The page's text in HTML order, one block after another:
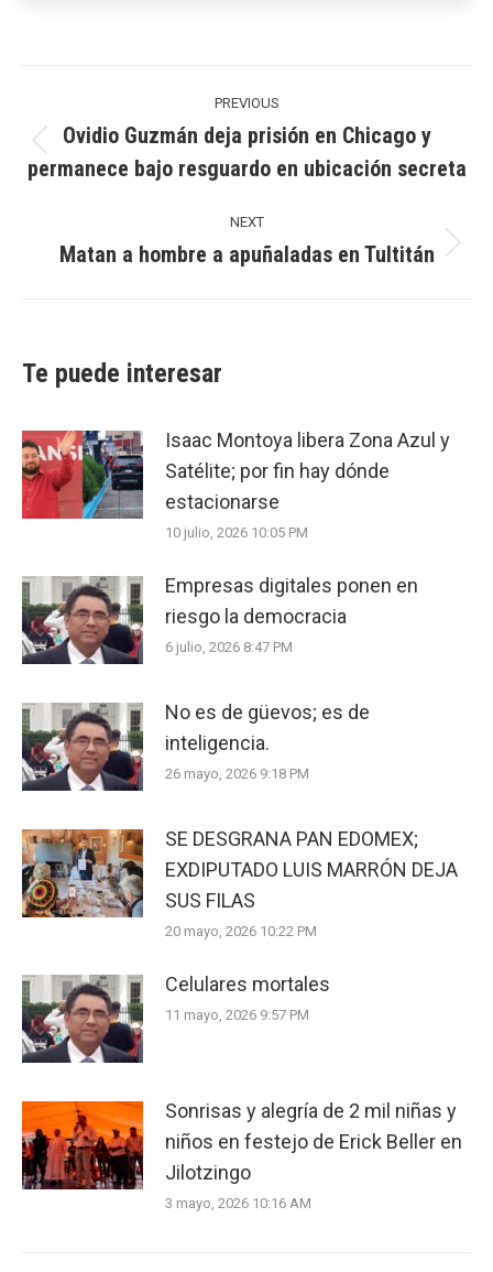
PREVIOUS
Previous
post:
Ovidio Guzmán deja prisión en Chicago y
permanece bajo resguardo en ubicación secreta
NEXT
Next
Matan a hombre a apuñaladas en Tultitán
Te puede interesar
Isaac Montoya libera Zona Azul y
Satélite; por fin hay dónde
estacionarse
10 julio, 2026 10:05 PM
Empresas digitales ponen en
riesgo la democracia
6 julio, 2026 8:47 PM
No es de güevos; es de
inteligencia.
26 mayo, 2026 9:18 PM
SE DESGRANA PAN EDOMEX;
EXDIPUTADO LUIS MARRÓN DEJA
SUS FILAS
20 mayo, 2026 10:22 PM
Celulares mortales
11 mayo, 2026 9:57 PM
Sonrisas y alegría de 2 mil niñas y
niños en festejo de Erick Beller en
Jilotzingo
3 mayo, 2026 10:16 AM